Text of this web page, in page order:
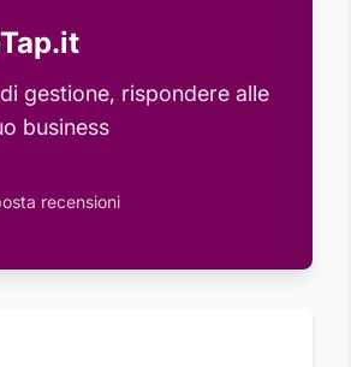
gestione, rispondere alle
business
recensioni